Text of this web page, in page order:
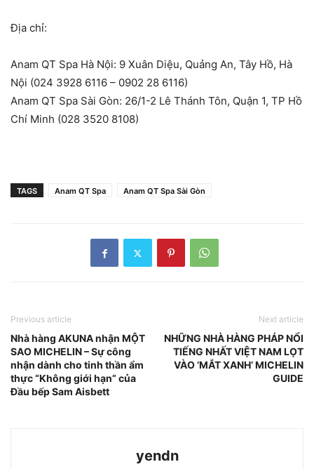
Địa chỉ:
Anam QT Spa Hà Nội: 9 Xuân Diệu, Quảng An, Tây Hồ, Hà
Nội (024 3928 6116 – 0902 28 6116)
Anam QT Spa Sài Gòn: 26/1-2 Lê Thánh Tôn, Quận 1, TP Hồ
Chí Minh (028 3520 8108)
TAGS Anam QT Spa Anam QT Spa Sài Gòn
Previous article
Nhà hàng AKUNA nhận MỘT
SAO MICHELIN – Sự công
nhận dành cho tinh thần ẩm
thực “Không giới hạn” của
Đầu bếp Sam Aisbett
Next article
NHỮNG NHÀ HÀNG PHÁP NỔI
TIẾNG NHẤT VIỆT NAM LỌT
VÀO ‘MẮT XANH’ MICHELIN
GUIDE
yendn